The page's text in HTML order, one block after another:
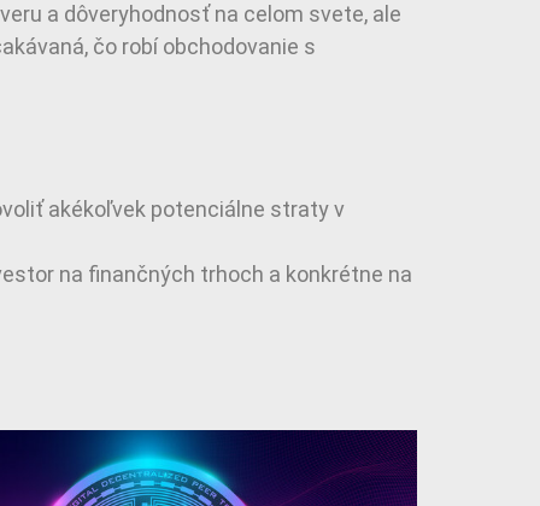
a dôveryhodnosť na celom svete, ale
čo robí obchodovanie s
akékoľvek potenciálne straty v
na finančných trhoch a konkrétne na